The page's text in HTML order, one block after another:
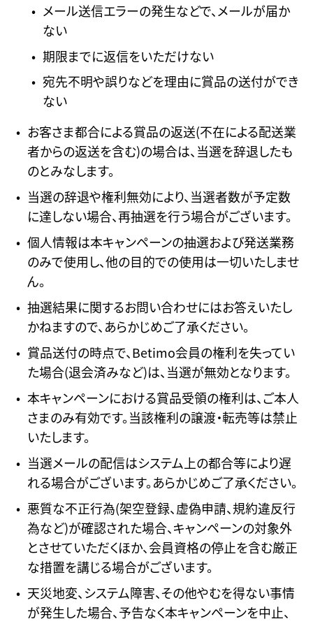
メール送信エラーの発生などで、メールが届か
ない
期限までに返信をいただけない
宛先不明や誤りなどを理由に賞品の送付ができ
ない
お客さま都合による賞品の返送(不在による配送業
者からの返送を含む)の場合は、当選を辞退したも
のとみなします。
当選の辞退や権利無効により、当選者数が予定数
に達しない場合、再抽選を行う場合がございます。
個人情報は本キャンペーンの抽選および発送業務
のみで使用し、他の目的での使用は一切いたしませ
ん。
抽選結果に関するお問い合わせにはお答えいたし
かねますので、あらかじめご了承ください。
賞品送付の時点で、Betimo会員の権利を失ってい
た場合(退会済みなど)は、当選が無効となります。
本キャンペーンにおける賞品受領の権利は、ご本人
さまのみ有効です。当該権利の譲渡・転売等は禁止
いたします。
当選メールの配信はシステム上の都合等により遅
れる場合がございます。あらかじめご了承ください。
悪質な不正行為(架空登録、虚偽申請、規約違反行
為など)が確認された場合、キャンペーンの対象外
とさせていただくほか、会員資格の停止を含む厳正
な措置を講じる場合がございます。
天災地変、システム障害、その他やむを得ない事情
が発生した場合、予告なく本キャンペーンを中止、